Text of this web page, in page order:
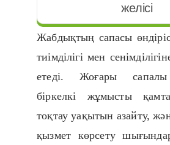
желісі
Жабдықтың сапасы
тиімділігі мен
етеді. Жоғары
біркелкі жұмысты
тоқтау уақытын азайту,
қызмет көрсету